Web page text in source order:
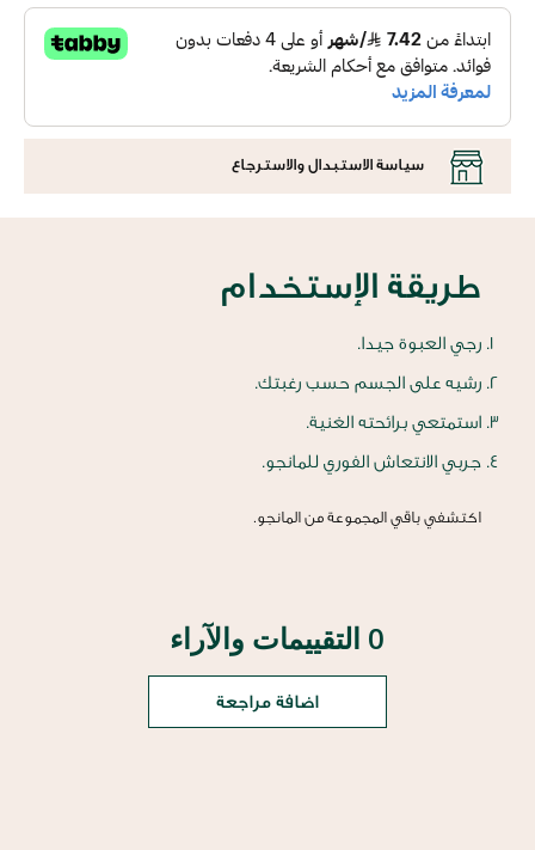
سياسة الاستبدال والاسترجاع
طريقة الإستخدام
رجي العبوة جيدا.
رشيه على الجسم حسب رغبتك.
استمتعي برائحته الغنية.
جربي الانتعاش الفوري للمانجو.
اكتشفي باقي المجموعة من المانجو.
0 التقييمات والآراء
اضافة مراجعة